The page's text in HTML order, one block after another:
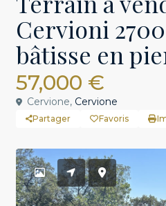
Cervioni
bâtisse en
57,000 €
Cervione, Cervione
Partager Favoris